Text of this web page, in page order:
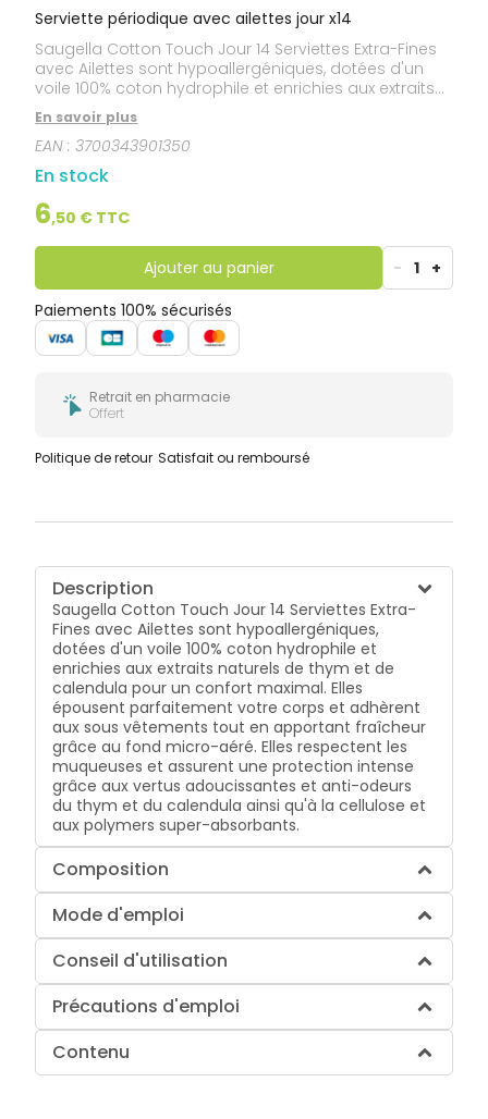
Serviette périodique avec ailettes jour x14
Saugella Cotton Touch Jour 14 Serviettes Extra-Fines
avec Ailettes sont hypoallergéniques, dotées d'un
voile 100% coton hydrophile et enrichies aux extraits
naturels de thym et de calendula pour un confort
maximal. Elles épousent parfaitement votre corps et
adhèrent aux sous vêtements tout en apportant
fraîcheur grâce au fond micro-aéré. Elles respectent
les muqueuses et assurent une protection intense
grâce aux vertus adoucissantes et anti-odeurs du
thym et du calendula ainsi qu'à la cellulose et aux
polymers super-absorbants.
En savoir plus
EAN :3700343901350
En stock
6,50 € TTC
Ajouter au panier - 1 +
Paiements 100% sécurisés
Retrait en pharmacie
Offert
Politique de retour Satisfait ou remboursé
Description
Saugella Cotton Touch Jour 14 Serviettes Extra-
Fines avec Ailettes sont hypoallergéniques,
dotées d'un voile 100% coton hydrophile et
enrichies aux extraits naturels de thym et de
calendula pour un confort maximal. Elles
épousent parfaitement votre corps et adhèrent
aux sous vêtements tout en apportant fraîcheur
grâce au fond micro-aéré. Elles respectent les
muqueuses et assurent une protection intense
grâce aux vertus adoucissantes et anti-odeurs
du thym et du calendula ainsi qu'à la cellulose et
aux polymers super-absorbants.
Composition
Mode d'emploi
Conseil d'utilisation
Précautions d'emploi
Contenu